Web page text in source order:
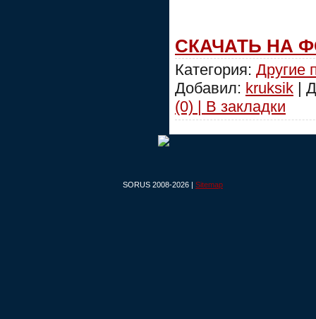
СКАЧАТЬ НА
Категория: Другие
Добавил: kruksik |
(0) | В закладки
SORUS 2008-2026 | Sitemap